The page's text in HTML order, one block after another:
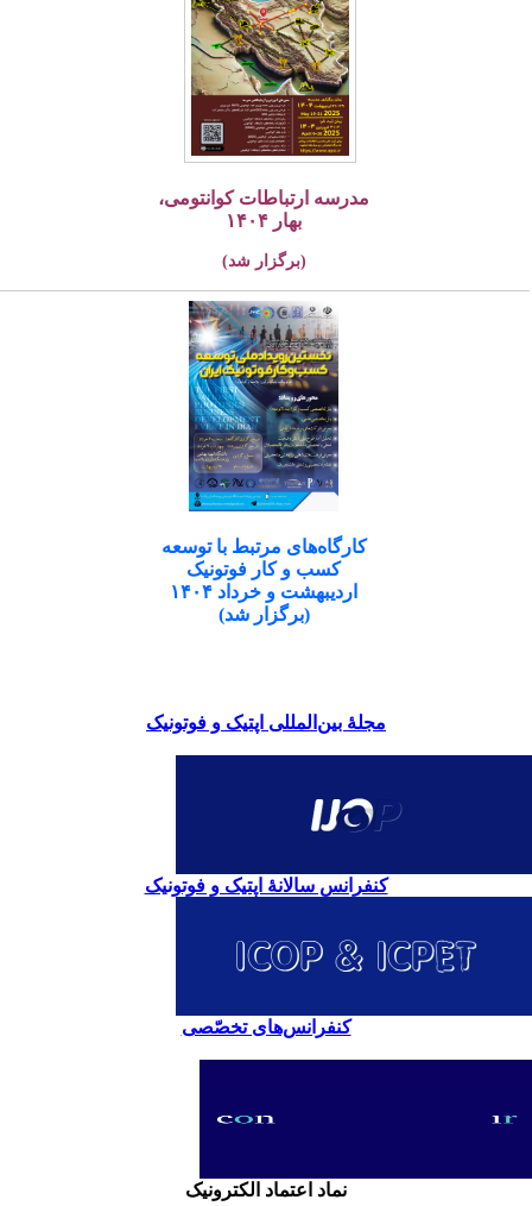
مدرسه ارتباطات کوانتومی،
بهار ۱۴۰۴
(برگزار شد)
کارگاه‌های مرتبط با توسعه
کسب و کار فوتونیک
اردیبهشت و خرداد ۱۴۰۴
(برگزار شد)
مجلۀ بین‌المللی اپتیک و فوتونیک
کنفرانس سالانۀ اپتیک و فوتونیک
کنفرانس‌های تخصّصی
نماد اعتماد الکترونیک